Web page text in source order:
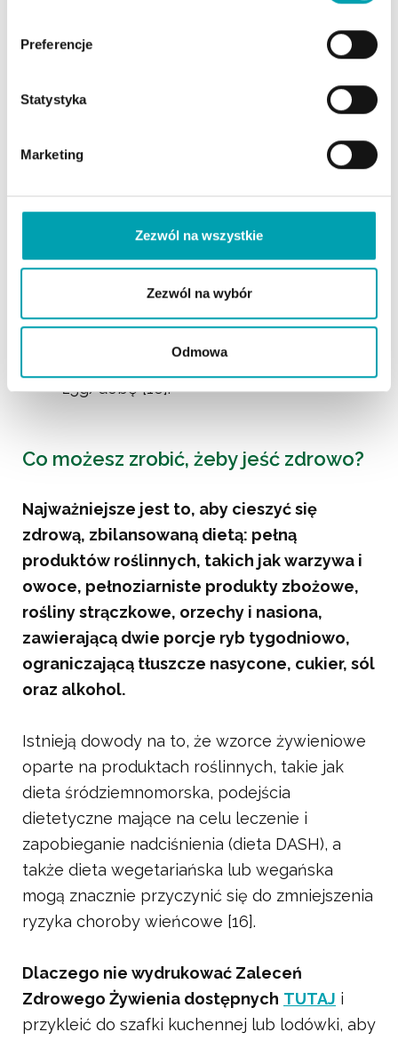
Preferencje
Statystyka
Marketing
Zezwól na wszystkie
Zezwól na wybór
Odmowa
węglowodanów bogatych w błonnik
pokarmowy, takich jak pełnoziarnisty
brązowy ryż, jest dobre dla zdrowia
serca
[15]. Ale pomimo korzyści, które
pokarmowego jego średnie spożycie
wśród dorosłych kobiet pozostaje niskie.
Z badań wynika, że średnie dzienne
spożycie błonnika pokarmowego w
minimalny rekomendowany udział to
25g/dobę [16].
Co możesz zrobić, żeby jeść zdrowo?
Najważniejsze jest to, aby cieszyć się
zdrową, zbilansowaną dietą: pełną
produktów roślinnych, takich jak warzywa i
owoce, pełnoziarniste produkty zbożowe,
rośliny strączkowe, orzechy i nasiona,
zawierającą dwie porcje ryb tygodniowo,
ograniczającą tłuszcze nasycone, cukier, sól
oraz alkohol.
Istnieją dowody na to, że wzorce żywieniowe
oparte na produktach roślinnych, takie jak
dieta śródziemnomorska, podejścia
dietetyczne mające na celu leczenie i
zapobieganie nadciśnienia (dieta DASH), a
także dieta wegetariańska lub wegańska
mogą znacznie przyczynić się do zmniejszenia
ryzyka choroby wieńcowe [16].
Dlaczego nie wydrukować Zaleceń
Zdrowego Żywienia dostępnych TUTAJ i
przykleić do szafki kuchennej lub lodówki, aby